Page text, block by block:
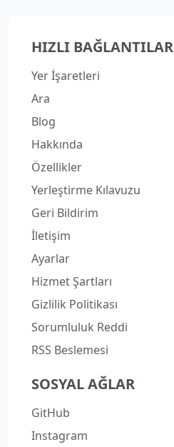
HIZLI BAĞLANTILAR
Yer İşaretleri
Ara
Blog
Hakkında
Özellikler
Yerleştirme Kılavuzu
Geri Bildirim
İletişim
Ayarlar
Hizmet Şartları
Gizlilik Politikası
Sorumluluk Reddi
RSS Beslemesi
SOSYAL AĞLAR
GitHub
Instagram